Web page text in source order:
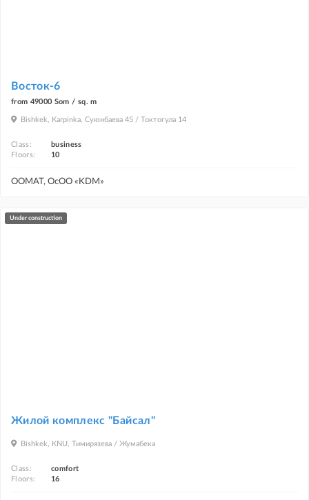
Восток-6
from 49000 Som / sq. m
Bishkek, Karpinka, Суюнбаева 45 / Токтогула 14
Class:
business
Floors:
10
ООМАТ, ОсОО «KDM»
under construction
Жилой комплекс "Байсал"
Bishkek, KNU, Тимирязева / Жумабека
Class:
comfort
Floors:
16